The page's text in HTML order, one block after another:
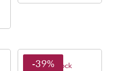
Efalock
-39%